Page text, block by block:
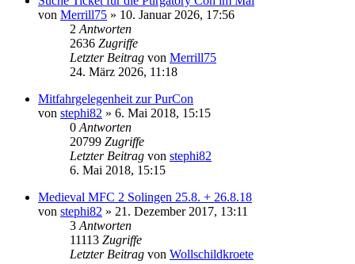
von Merrill75 » 10. Januar 2026, 17:56
2 Antworten
2636 Zugriffe
Letzter Beitrag von Merrill75
24. März 2026, 11:18
Mitfahrgelegenheit zur PurCon
von stephi82 » 6. Mai 2018, 15:15
0 Antworten
20799 Zugriffe
Letzter Beitrag von stephi82
6. Mai 2018, 15:15
Medieval MFC 2 Solingen 25.8. + 26.8.18
von stephi82 » 21. Dezember 2017, 13:11
3 Antworten
11113 Zugriffe
Letzter Beitrag von Wollschildkroete